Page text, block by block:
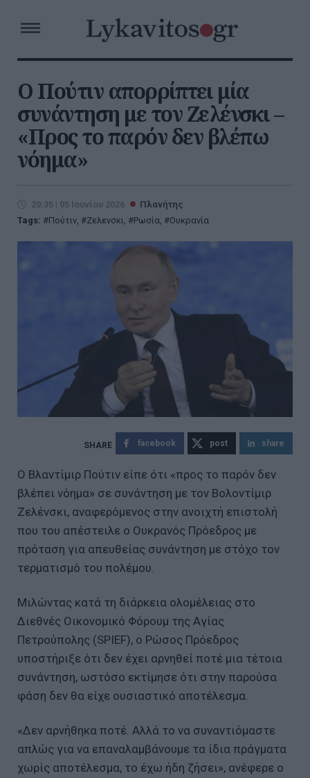
Ο Πούτιν απορρίπτει μία
συνάντηση με τον Ζελένσκι –
«Προς το παρόν δεν βλέπω
νόημα»
20:35 | 05 Ιουνίου 2026
Πλανήτης
Tags:
Πούτιν, Ζελενσκι, Ρωσία, Ουκρανία
facebook post share
Ο Βλαντίμιρ Πούτιν είπε ότι «προς το παρόν δεν
βλέπει νόημα» σε συνάντηση με τον Βολοντίμιρ
Ζελένσκι, αναφερόμενος στην ανοιχτή επιστολή
που του απέστειλε ο Ουκρανός Πρόεδρος με
πρόταση για απευθείας συνάντηση με στόχο τον
τερματισμό του πολέμου.
Μιλώντας κατά τη διάρκεια ολομέλειας στο
Διεθνές Οικονομικό Φόρουμ της Αγίας
Πετρούπολης (SPIEF), ο Ρώσος Πρόεδρος
υποστήριξε ότι δεν έχει αρνηθεί ποτέ μια τέτοια
συνάντηση, ωστόσο εκτίμησε ότι στην παρούσα
φάση δεν θα είχε ουσιαστικό αποτέλεσμα.
«Δεν αρνήθηκα ποτέ. Αλλά το να συναντιόμαστε
απλώς για να επαναλαμβάνουμε τα ίδια πράγματα
χωρίς αποτέλεσμα, το έχω ήδη ζήσει», ανέφερε ο